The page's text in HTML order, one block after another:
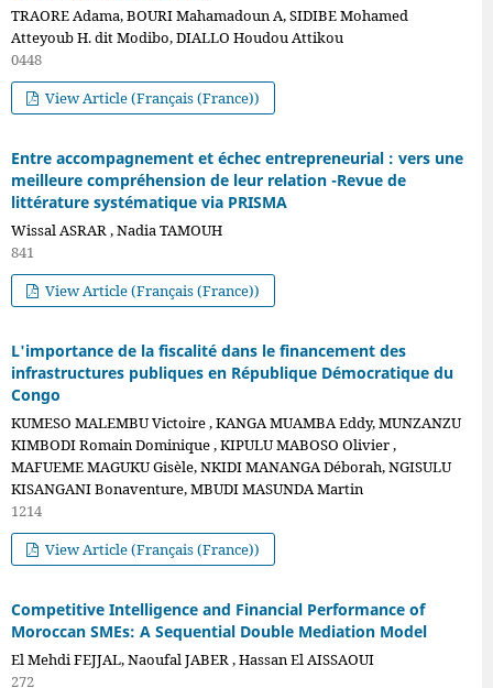
TRAORE Adama, BOURI Mahamadoun A, SIDIBE Mohamed
Atteyoub H. dit Modibo, DIALLO Houdou Attikou
0448
View Article (Français (France))
Entre accompagnement et échec entrepreneurial : vers une
meilleure compréhension de leur relation -Revue de
littérature systématique via PRISMA
Wissal ASRAR , Nadia TAMOUH
841
View Article (Français (France))
L'importance de la fiscalité dans le financement des
infrastructures publiques en République Démocratique du
Congo
KUMESO MALEMBU Victoire , KANGA MUAMBA Eddy, MUNZANZU
KIMBODI Romain Dominique , KIPULU MABOSO Olivier ,
MAFUEME MAGUKU Gisèle, NKIDI MANANGA Déborah, NGISULU
KISANGANI Bonaventure, MBUDI MASUNDA Martin
1214
View Article (Français (France))
Competitive Intelligence and Financial Performance of
Moroccan SMEs: A Sequential Double Mediation Model
El Mehdi FEJJAL, Naoufal JABER , Hassan El AISSAOUI
272